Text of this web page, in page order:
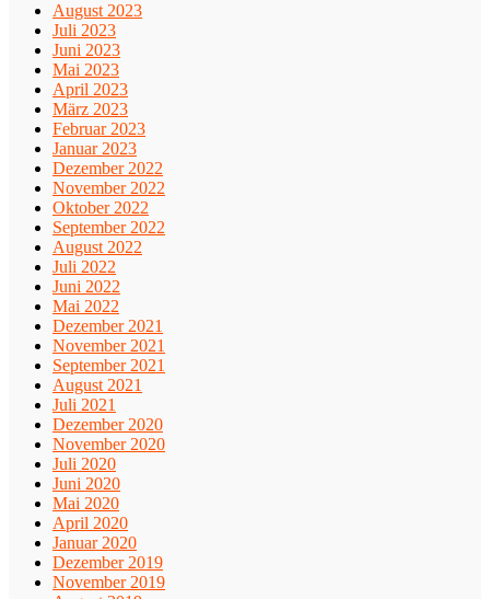
August 2023
Juli 2023
Juni 2023
Mai 2023
April 2023
März 2023
Februar 2023
Januar 2023
Dezember 2022
November 2022
Oktober 2022
September 2022
August 2022
Juli 2022
Juni 2022
Mai 2022
Dezember 2021
November 2021
September 2021
August 2021
Juli 2021
Dezember 2020
November 2020
Juli 2020
Juni 2020
Mai 2020
April 2020
Januar 2020
Dezember 2019
November 2019